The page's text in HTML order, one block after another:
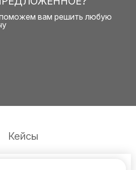
вам решить любую
Кейсы